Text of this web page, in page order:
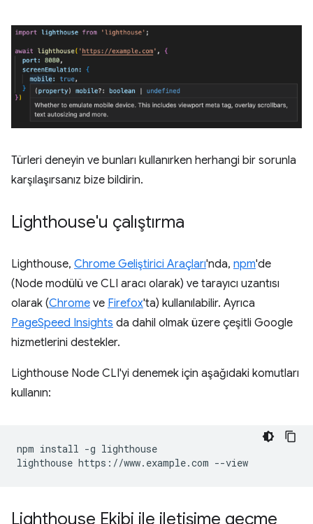
Türleri deneyin ve bunları kullanırken herhangi bir sorunla
karşılaşırsanız bize bildirin.
Lighthouse'u çalıştırma
Lighthouse, Chrome Geliştirici Araçları'nda, npm'de
(Node modülü ve CLI aracı olarak) ve tarayıcı uzantısı
olarak (Chrome ve Firefox'ta) kullanılabilir. Ayrıca
PageSpeed Insights da dahil olmak üzere çeşitli Google
hizmetlerini destekler.
Lighthouse Node CLI'yi denemek için aşağıdaki komutları
kullanın:
npm install -g lighthouse
Lighthouse Ekibi ile iletişime geçme